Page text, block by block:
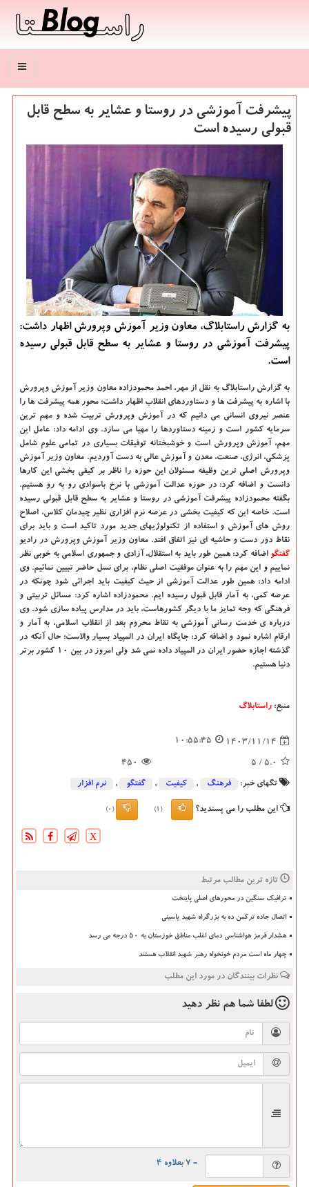
منو
پیشرفت آموزشی در روستا و عشایر به سطح قابل
قبولی رسیده است
به گزارش راستابلاگ، معاون وزیر آموزش وپرورش اظهار داشت:
پیشرفت آموزشی در روستا و عشایر به سطح قابل قبولی رسیده
است.
به گزارش راستابلاگ به نقل از مهر، احمد محمودزاده معاون وزیر آموزش وپرورش
با اشاره به پیشرفت ها و دستاوردهای انقلاب اظهار داشت: محور همه پیشرفت ها را
عنصر نیروی انسانی می دانیم که در آموزش وپرورش تربیت شده و مهم ترین
سرمایه کشور است و زمینه دستاوردها را مهیا می سازد. وی ادامه داد: عامل این
مهم، آموزش وپرورش است و خوشبختانه توفیقات بسیاری در تمامی علوم شامل
پزشکی، انرژی، صنعت، معدن و آموزش عالی به دست آوردیم. معاون وزیر آموزش
وپرورش اصلی ترین وظیفه مسئولان این حوزه را ناظر بر کیفی بخشی این کارها
دانست و اضافه کرد: در حوزه عدالت آموزشی با نرخ باسوادی رو به رو هستیم.
بگفته محمودزاده پیشرفت آموزشی در روستا و عشایر به سطح قابل قبولی رسیده
است. خاصه این که کیفیت بخشی در عرصه نرم افزاری نظیر چیدمان کلاس، اصلاح
روش های آموزش و استفاده از تکنولوژیهای جدید مورد تاکید است و باید برای
نقاط دور دست و حاشیه ای نیز اتفاق افتد. معاون وزیر آموزش وپرورش در رادیو
گفتگو اضافه کرد: همین طور باید به استقلال، آزادی و جمهوری اسلامی به خوبی نظر
نماییم و این مهم را به عنوان موفقیت اصلی نظام، برای نسل حاضر تبیین نمائیم. وی
ادامه داد: همین طور عدالت آموزشی از حیث کیفیت باید اجرائی شود چونکه در
عرصه کمی، به آمار قابل قبول رسیده ایم. محمودزاده اشاره کرد: مسائل تربیتی و
فرهنگی که وجه تمایز ما با دیگر کشورهاست، باید در مدارس پیاده سازی شود. وی
درباره ی خدمت رسانی آموزشی به نقاط محروم بعد از انقلاب اسلامی، به آمار و
ارقام اشاره نمود و اضافه کرد: جایگاه ایران در المپیاد بسیار والاست؛ حال آنکه در
گذشته اجازه حضور ایران در المپیاد داده نمی شد ولی امروز در بین ۱۰ کشور برتر
دنیا هستیم.
منبع: راستابلاگ
1403/11/14
10:55:45
5.0
/ 5
450
تگهای خبر: فرهنگ , كیفیت , گفتگو , نرم افزار
این مطلب را می پسندید؟ (1)
(0)
X
تازه ترین مطالب مرتبط
ترافیک سنگین در محورهای اصلی پایتخت
اتصال جاده ترکمن ده به بزرگراه شهید یاسینی
هشدار قرمز هواشناسی دمای اغلب مناطق خوزستان به ۵۰ درجه می رسد
چهار ماه است مردم خونخواه رهبر شهید انقلاب هستند
نظرات بینندگان در مورد این مطلب
لطفا شما هم نظر دهید
= ۷ بعلاوه ۴